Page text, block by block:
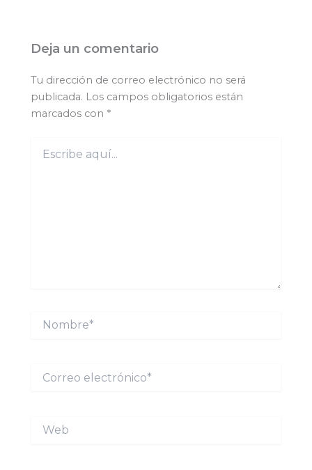
Deja un comentario
Tu dirección de correo electrónico no será
publicada. Los campos obligatorios están
marcados con *
aquí...
Nombre*
electrónico*
Web